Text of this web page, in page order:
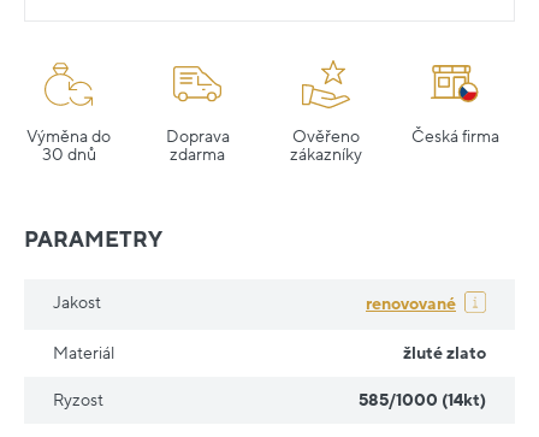
Výměna do
30 dnů
Doprava
zdarma
Ověřeno
zákazníky
Česká firma
PARAMETRY
Jakost renovované
Materiál žluté zlato
Ryzost 585/1000 (14kt)